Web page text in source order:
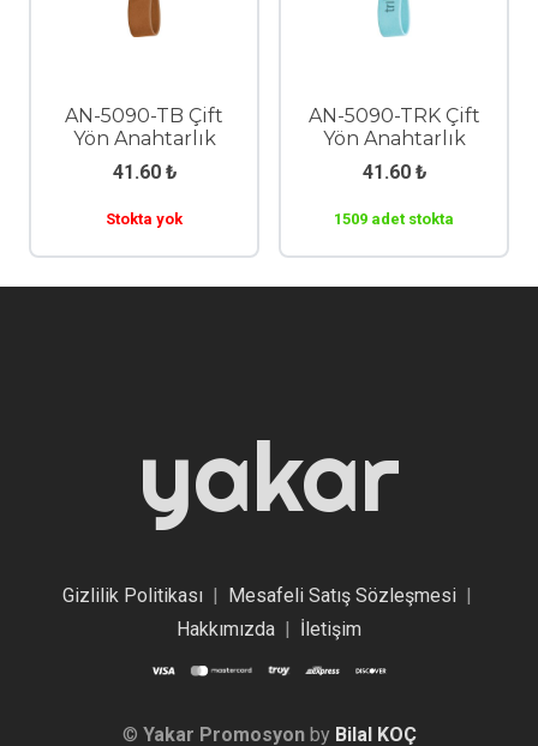
AN-5090-TB Çift
Yön Anahtarlık
41.60 ₺
Stokta yok
AN-5090-TRK Çift
Yön Anahtarlık
41.60 ₺
1509 adet stokta
yakar
Gizlilik Politikası| Mesafeli Satış Sözleşmesi|
Hakkımızda | İletişim
© Yakar Promosyonby Bilal KOÇ